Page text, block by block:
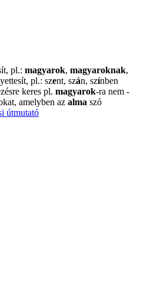
pl.: magyarok, magyaroknak,
pl.: szent, szán, színben
keres pl. magyarok-ra nem -
amelyben az alma szó
útmutató